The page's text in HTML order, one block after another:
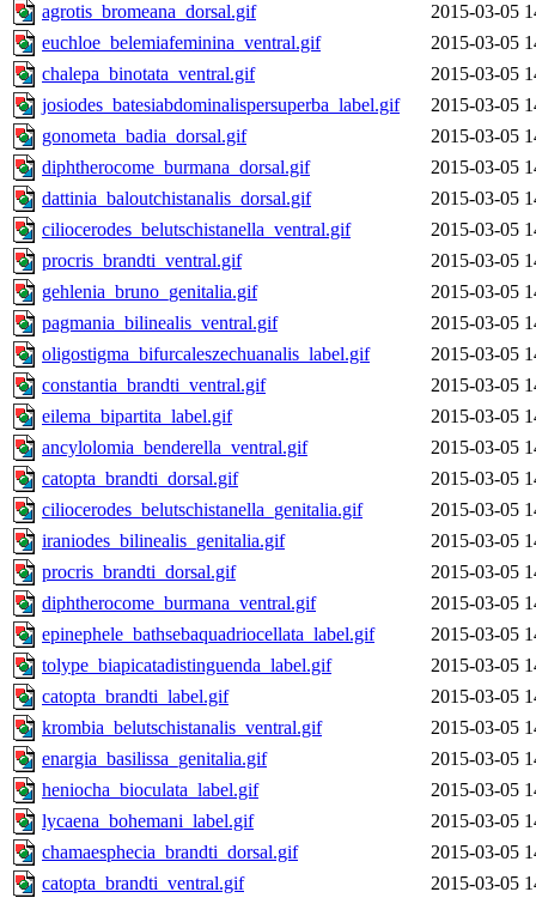
agrotis_bromeana_dorsal.gif
2015-03-05
euchloe_belemiafeminina_ventral.gif
2015-03-05
chalepa_binotata_ventral.gif
2015-03-05
josiodes_batesiabdominalispersuperba_label.gif
2015-03-05
gonometa_badia_dorsal.gif
2015-03-05
diphtherocome_burmana_dorsal.gif
2015-03-05
dattinia_baloutchistanalis_dorsal.gif
2015-03-05
ciliocerodes_belutschistanella_ventral.gif
2015-03-05
procris_brandti_ventral.gif
2015-03-05
gehlenia_bruno_genitalia.gif
2015-03-05
pagmania_bilinealis_ventral.gif
2015-03-05
oligostigma_bifurcaleszechuanalis_label.gif
2015-03-05
constantia_brandti_ventral.gif
2015-03-05
eilema_bipartita_label.gif
2015-03-05
ancylolomia_benderella_ventral.gif
2015-03-05
catopta_brandti_dorsal.gif
2015-03-05
ciliocerodes_belutschistanella_genitalia.gif
2015-03-05
iraniodes_bilinealis_genitalia.gif
2015-03-05
procris_brandti_dorsal.gif
2015-03-05
diphtherocome_burmana_ventral.gif
2015-03-05
epinephele_bathsebaquadriocellata_label.gif
2015-03-05
tolype_biapicatadistinguenda_label.gif
2015-03-05
catopta_brandti_label.gif
2015-03-05
krombia_belutschistanalis_ventral.gif
2015-03-05
enargia_basilissa_genitalia.gif
2015-03-05
heniocha_bioculata_label.gif
2015-03-05
lycaena_bohemani_label.gif
2015-03-05
chamaesphecia_brandti_dorsal.gif
2015-03-05
catopta_brandti_ventral.gif
2015-03-05